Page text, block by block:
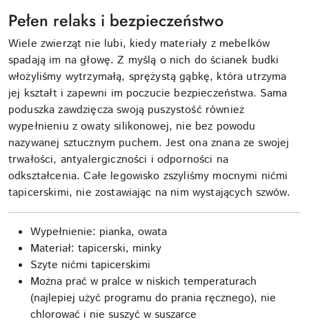
Pełen relaks i bezpieczeństwo
Wiele zwierząt nie lubi, kiedy materiały z mebelków
spadają im na głowę. Z myślą o nich do ścianek budki
włożyliśmy wytrzymałą, sprężystą gąbkę, która utrzyma
jej kształt i zapewni im poczucie bezpieczeństwa. Sama
poduszka zawdzięcza swoją puszystość również
wypełnieniu z owaty silikonowej, nie bez powodu
nazywanej sztucznym puchem. Jest ona znana ze swojej
trwałości, antyalergiczności i odporności na
odkształcenia. Całe legowisko zszyliśmy mocnymi nićmi
tapicerskimi, nie zostawiając na nim wystających szwów.
Wypełnienie: pianka, owata
Materiał: tapicerski, minky
Szyte nićmi tapicerskimi
Można prać w pralce w niskich temperaturach
(najlepiej użyć programu do prania ręcznego), nie
chlorować i nie suszyć w suszarce